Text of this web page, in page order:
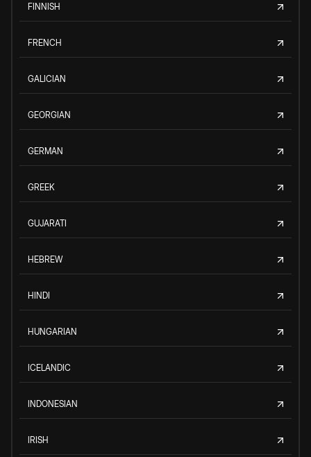
FINNISH
FRENCH
GALICIAN
GEORGIAN
GERMAN
GREEK
GUJARATI
HEBREW
HINDI
HUNGARIAN
ICELANDIC
INDONESIAN
IRISH